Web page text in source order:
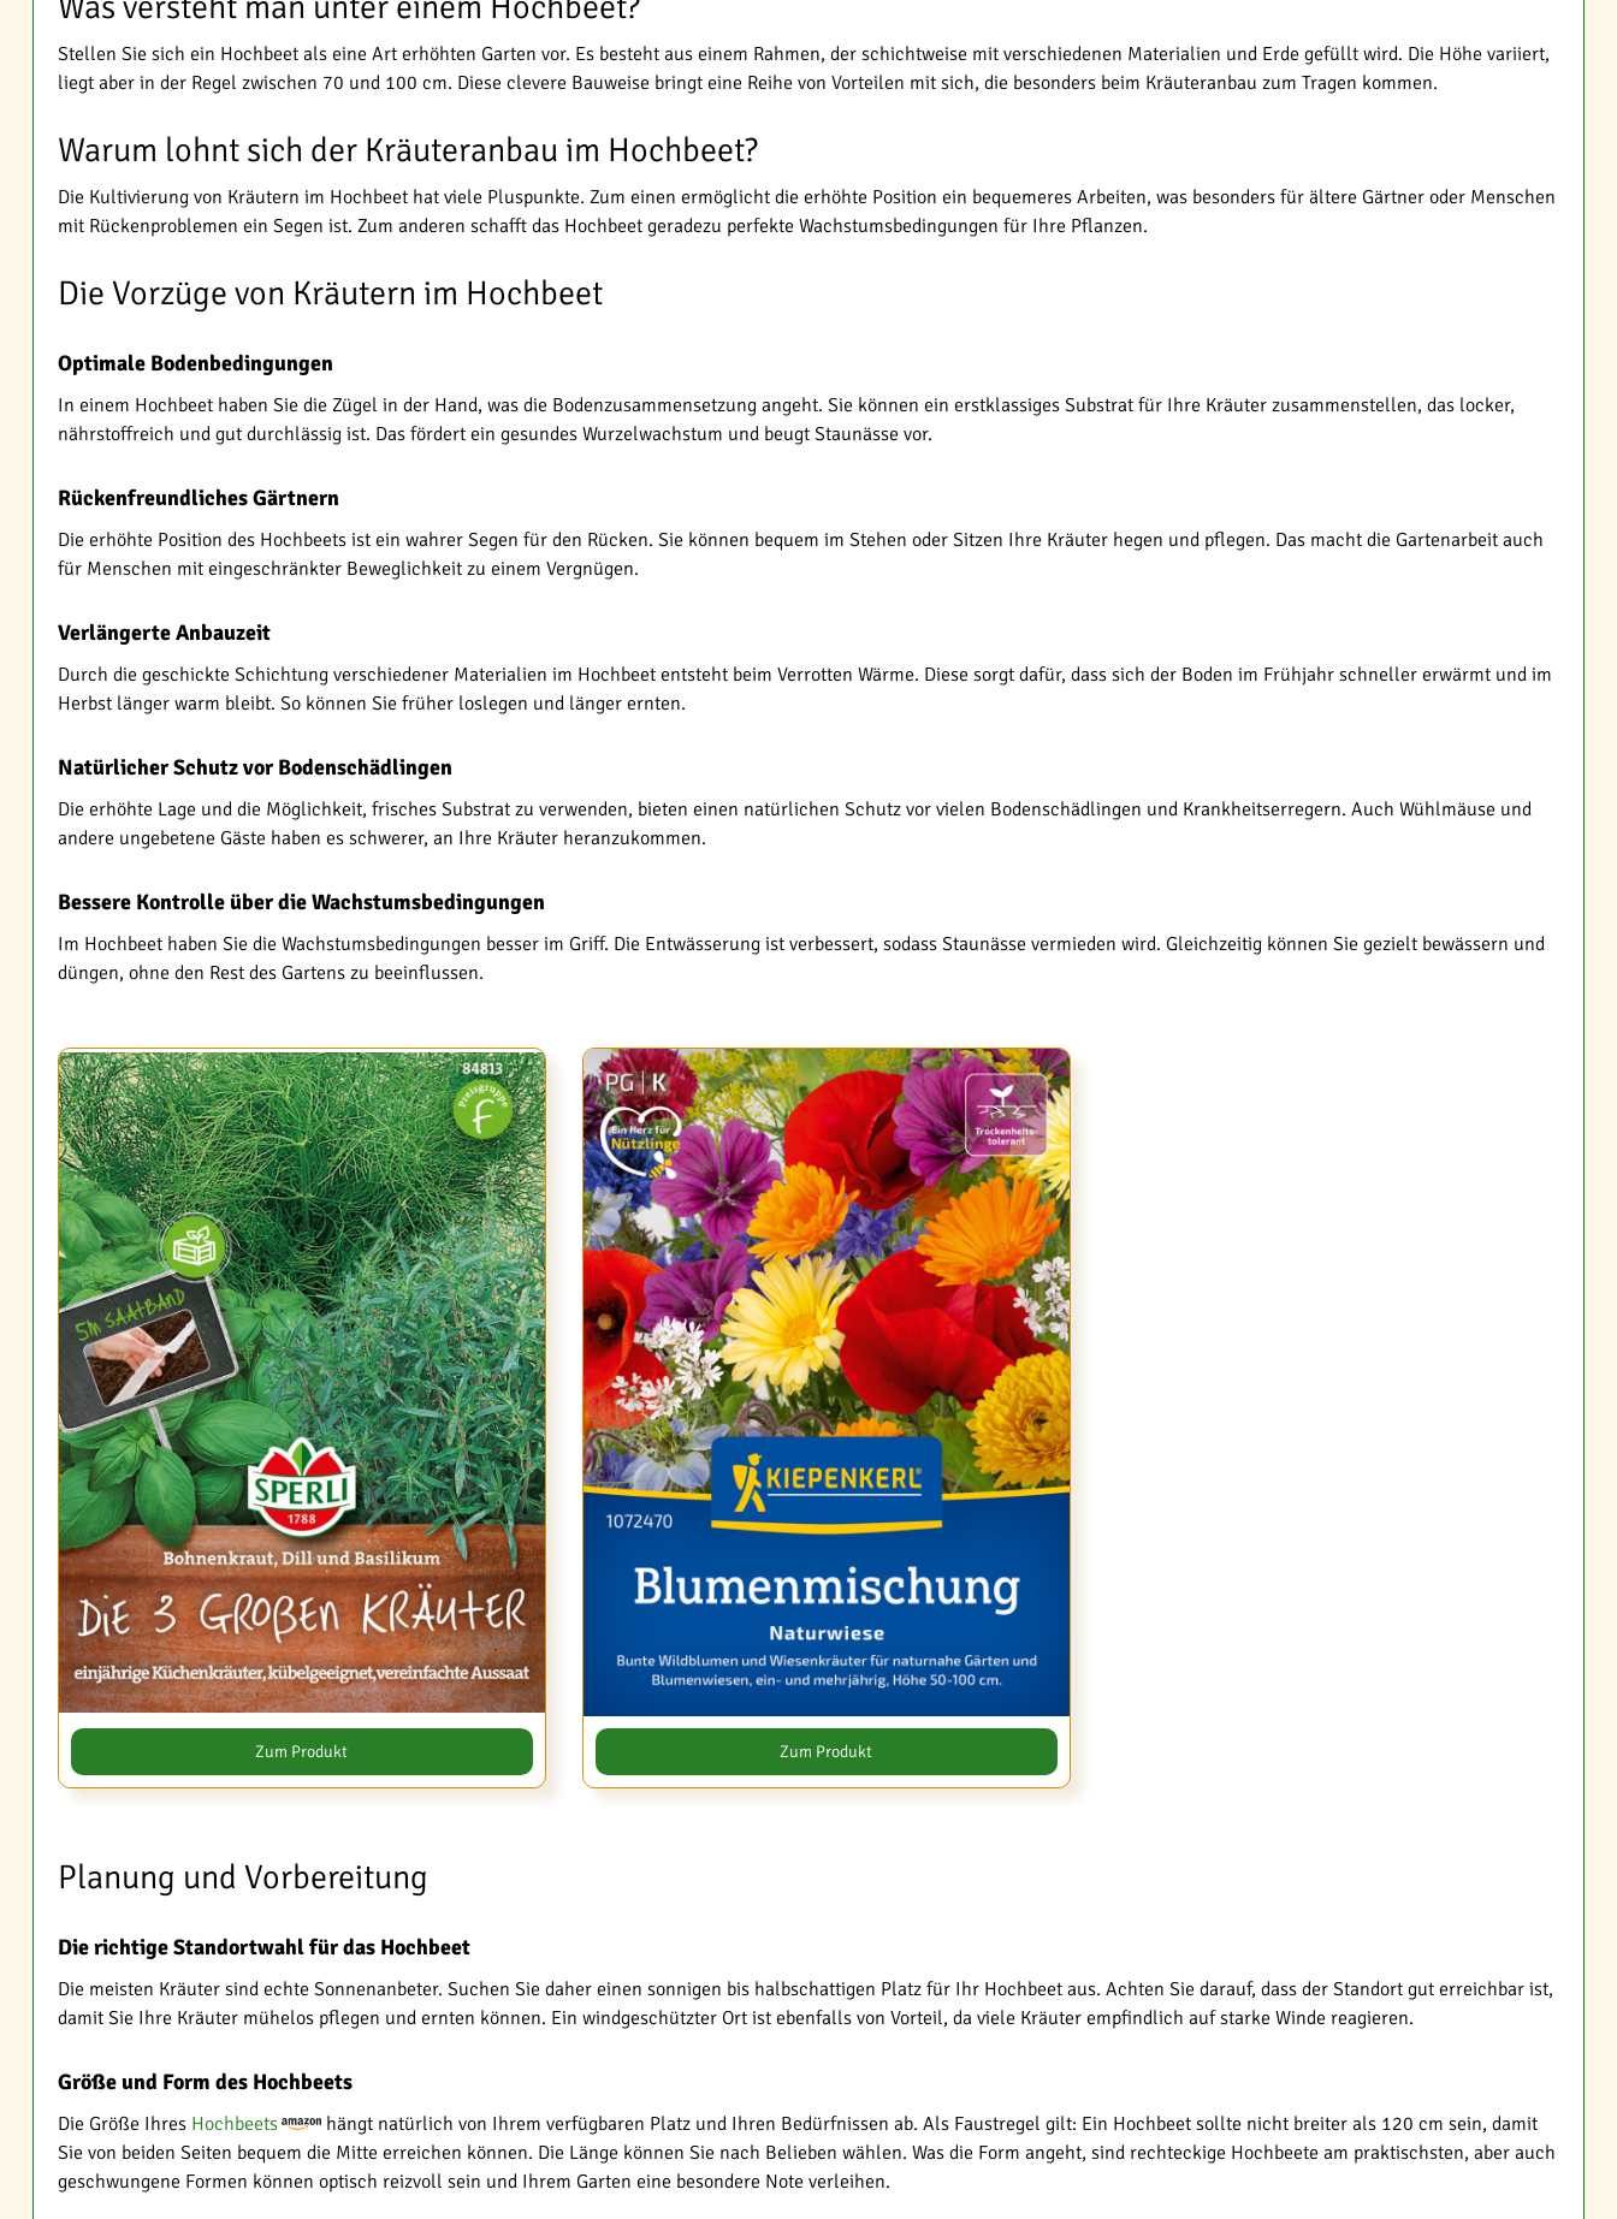
Stellen Sie sich ein Hochbeet als eine Art erhöhten Garten vor. Es besteht aus einem Rahmen, der schichtweise mit verschiedenen Materialien und Erde gefüllt wird. Die Höhe variiert,
liegt aber in der Regel zwischen 70 und 100 cm. Diese clevere Bauweise bringt eine Reihe von Vorteilen mit sich, die besonders beim Kräuteranbau zum Tragen kommen.
Warum lohnt sich der Kräuteranbau im Hochbeet?
Die Kultivierung von Kräutern im Hochbeet hat viele Pluspunkte. Zum einen ermöglicht die erhöhte Position ein bequemeres Arbeiten, was besonders für ältere Gärtner oder Menschen
mit Rückenproblemen ein Segen ist. Zum anderen schafft das Hochbeet geradezu perfekte Wachstumsbedingungen für Ihre Pflanzen.
Die Vorzüge von Kräutern im Hochbeet
Optimale Bodenbedingungen
In einem Hochbeet haben Sie die Zügel in der Hand, was die Bodenzusammensetzung angeht. Sie können ein erstklassiges Substrat für Ihre Kräuter zusammenstellen, das locker,
nährstoffreich und gut durchlässig ist. Das fördert ein gesundes Wurzelwachstum und beugt Staunässe vor.
Rückenfreundliches Gärtnern
Die erhöhte Position des Hochbeets ist ein wahrer Segen für den Rücken. Sie können bequem im Stehen oder Sitzen Ihre Kräuter hegen und pflegen. Das macht die Gartenarbeit auch
für Menschen mit eingeschränkter Beweglichkeit zu einem Vergnügen.
Verlängerte Anbauzeit
Durch die geschickte Schichtung verschiedener Materialien im Hochbeet entsteht beim Verrotten Wärme. Diese sorgt dafür, dass sich der Boden im Frühjahr schneller erwärmt und im
Herbst länger warm bleibt. So können Sie früher loslegen und länger ernten.
Natürlicher Schutz vor Bodenschädlingen
Die erhöhte Lage und die Möglichkeit, frisches Substrat zu verwenden, bieten einen natürlichen Schutz vor vielen Bodenschädlingen und Krankheitserregern. Auch Wühlmäuse und
andere ungebetene Gäste haben es schwerer, an Ihre Kräuter heranzukommen.
Bessere Kontrolle über die Wachstumsbedingungen
Im Hochbeet haben Sie die Wachstumsbedingungen besser im Griff. Die Entwässerung ist verbessert, sodass Staunässe vermieden wird. Gleichzeitig können Sie gezielt bewässern und
düngen, ohne den Rest des Gartens zu beeinflussen.
Zum Produkt Zum Produkt
Planung und Vorbereitung
Die richtige Standortwahl für das Hochbeet
Die meisten Kräuter sind echte Sonnenanbeter. Suchen Sie daher einen sonnigen bis halbschattigen Platz für Ihr Hochbeet aus. Achten Sie darauf, dass der Standort gut erreichbar ist,
damit Sie Ihre Kräuter mühelos pflegen und ernten können. Ein windgeschützter Ort ist ebenfalls von Vorteil, da viele Kräuter empfindlich auf starke Winde reagieren.
Größe und Form des Hochbeets
Die Größe Ihres Hochbeets
hängt natürlich von Ihrem verfügbaren Platz und Ihren Bedürfnissen ab. Als Faustregel gilt: Ein Hochbeet sollte nicht breiter als 120 cm sein, damit
Sie von beiden Seiten bequem die Mitte erreichen können. Die Länge können Sie nach Belieben wählen. Was die Form angeht, sind rechteckige Hochbeete am praktischsten, aber auch
geschwungene Formen können optisch reizvoll sein und Ihrem Garten eine besondere Note verleihen.